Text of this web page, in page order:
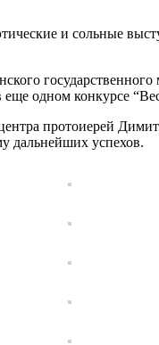
и сольные
одном конкурсе
протоиерей
дальнейших успехов.